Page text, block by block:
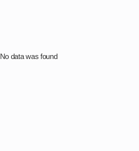
No data was found